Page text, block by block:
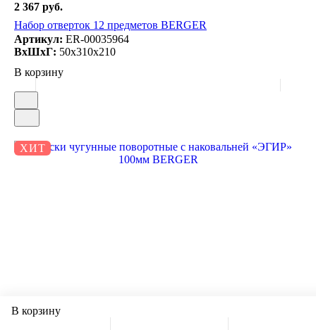
В корзину
2 367 руб.
Набор отверток 12 предметов BERGER
Артикул: ER-00035964
ВxШxГ: 50x310x210
В корзину
ХИТ